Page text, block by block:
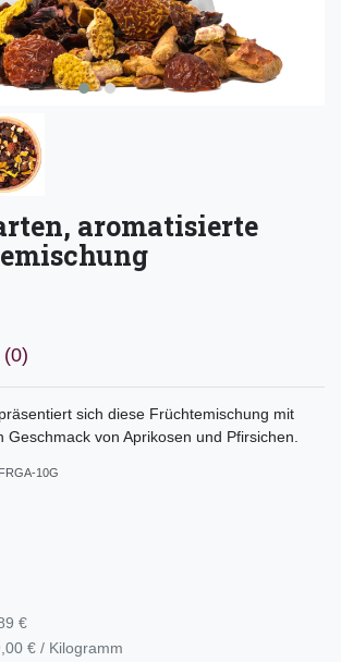
aromatisierte
(0)
sich diese Früchtemischung mit
von Aprikosen und Pfirsichen.
10G
€
€ / Kilogramm